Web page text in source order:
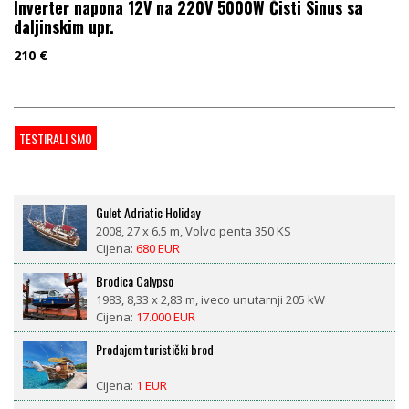
Inverter napona 12V na 220V 5000W Čisti Sinus sa
daljinskim upr.
210 €
TESTIRALI SMO
Gulet Adriatic Holiday
2008, 27 x 6.5 m, Volvo penta 350 KS
Cijena: 680 EUR
Brodica Calypso
1983, 8,33 x 2,83 m, iveco unutarnji 205 kW
Cijena: 17.000 EUR
Prodajem turistički brod
Cijena: 1 EUR